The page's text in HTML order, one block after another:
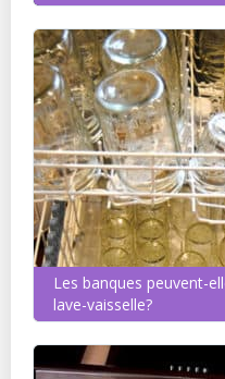
Les banques peuvent-
lave-vaisselle?